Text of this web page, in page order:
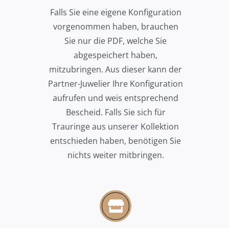
Falls Sie eine eigene Konfiguration
vorgenommen haben, brauchen
Sie nur die PDF, welche Sie
abgespeichert haben,
mitzubringen. Aus dieser kann der
Partner-Juwelier Ihre Konfiguration
aufrufen und weis entsprechend
Bescheid. Falls Sie sich für
Trauringe aus unserer Kollektion
entschieden haben, benötigen Sie
nichts weiter mitbringen.